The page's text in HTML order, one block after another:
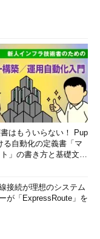
はもういらない！ Pup
る自動化の定義書「マ
」の書き方と基礎文法
接続が理想のシステム
「ExpressRoute」を